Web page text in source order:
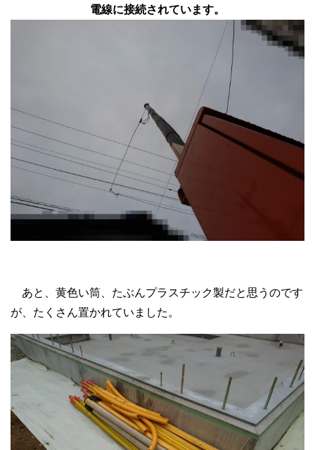
電線に接続されています。
あと、黄色い筒、たぶんプラスチック製だと思うのです
が、たくさん置かれていました。